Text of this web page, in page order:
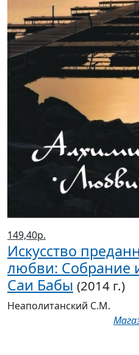
149,40р.
Искусство
любви: Собрание
Саи Бабы (2014 г.)
Неаполитанский С.М.